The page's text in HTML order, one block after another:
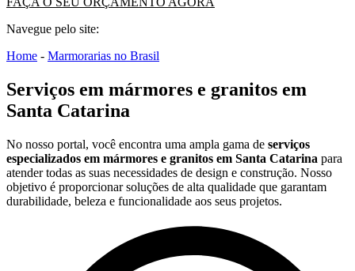
Navegue pelo site:
Home - Marmorarias no Brasil
Serviços em mármores e granitos em
Santa Catarina
No nosso portal, você encontra uma ampla gama de serviços
especializados em mármores e granitos em Santa Catarina para
atender todas as suas necessidades de design e construção. Nosso
objetivo é proporcionar soluções de alta qualidade que garantam
durabilidade, beleza e funcionalidade aos seus projetos.